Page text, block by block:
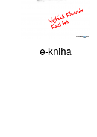
e-kniha